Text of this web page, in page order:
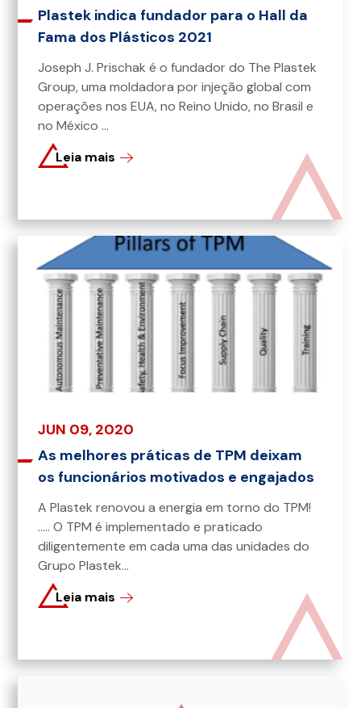
Plastek indica fundador para o Hall da
Fama dos Plásticos 2021
Joseph J. Prischak é o fundador do The Plastek
Group, uma moldadora por injeção global com
operações nos EUA, no Reino Unido, no Brasil e
no México ...
Leia mais
JUN 09, 2020
As melhores práticas de TPM deixam
os funcionários motivados e engajados
A Plastek renovou a energia em torno do TPM!
..... O TPM é implementado e praticado
diligentemente em cada uma das unidades do
Grupo Plastek...
Leia mais